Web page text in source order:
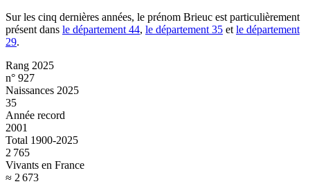
Sur les cinq dernières années, le prénom Brieuc est particulièrement
présent dans le département 44, le département 35 et le département
29.
Rang 2025
n° 927
Naissances 2025
35
Année record
2001
Total 1900-2025
2 765
Vivants en France
≈ 2 673